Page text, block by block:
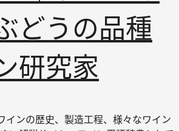
どうの品種
研究家
インの歴史、製造工程、様々なワイン